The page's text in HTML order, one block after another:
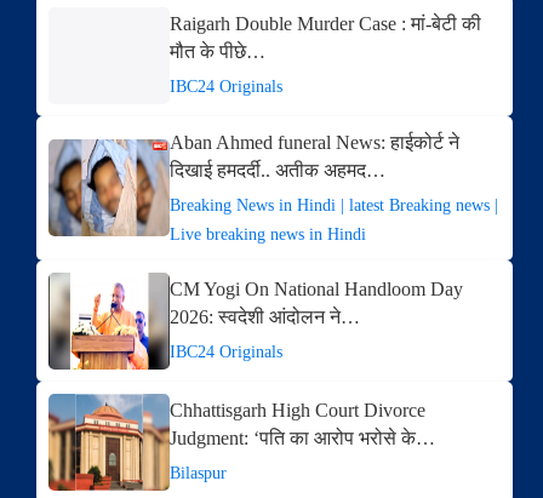
Raigarh Double Murder Case : मां-बेटी की
मौत के पीछे…
IBC24 Originals
Aban Ahmed funeral News: हाईकोर्ट ने
दिखाई हमदर्दी.. अतीक अहमद…
Breaking News in Hindi | latest Breaking news |
Live breaking news in Hindi
CM Yogi On National Handloom Day
2026: स्वदेशी आंदोलन ने…
IBC24 Originals
Chhattisgarh High Court Divorce
Judgment: ‘पति का आरोप भरोसे के…
Bilaspur